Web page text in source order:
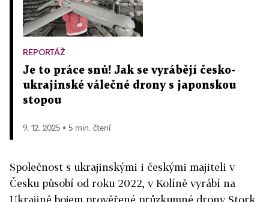
REPORTÁŽ
Je to práce snů! Jak se vyrábějí česko-
ukrajinské válečné drony s japonskou
stopou
9. 12. 2025 ▪ 5 min. čtení
Společnost s ukrajinskými i českými majiteli v
Česku působí od roku 2022, v Kolíně vyrábí na
Ukrajině bojem prověřené průzkumné drony Stork